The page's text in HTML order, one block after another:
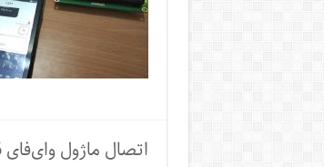
اتصال ماژول وای‌فای ESP8266 به STM32 (ایجاد یک وب‌سرور)